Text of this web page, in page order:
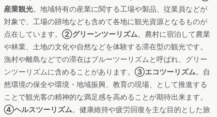
産業観光。地域特有の産業に関する工場や製品、従業員などが
対象で、工場の跡地なども含めて各地に観光資源となるものが
点在しています。 ②グリーンツーリズム。農村に宿泊して農業
や林業、土地の文化や自然などを体験する滞在型の観光です。
漁村や離島などでの滞在はブルーツーリズムと呼ばれ、グリー
ンツーリズムに含めることがあります。 ③エコツーリズム。自
然環境の保全や環境・地域振興、教育の現場、として推進する
ことで観光客の精神的な満足感を高めることが期待出来ます。
➃ヘルスツーリズム。健康維持や疲労回復を主な目的とした旅